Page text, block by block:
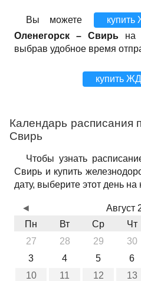
Вы можете купить
Оленегорск – Свирь на
выбрав удобное время
купить
Календарь расписания
Свирь
Чтобы узнать
Свирь и купить
дату, выберите этот день на
Август
Пн
Вт Ср Чт
27
28 29 30
3
4 5 6
10
11 12 13
◄